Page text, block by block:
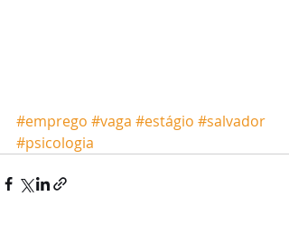
#emprego #vaga #estágio #salvador
#psicologia